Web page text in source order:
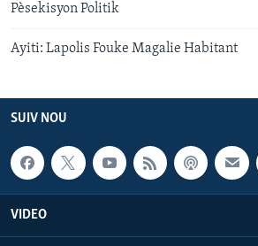
Pèsekisyon Politik
Ayiti: Lapolis Fouke Magalie Habitant
SUIV NOU
VIDEO